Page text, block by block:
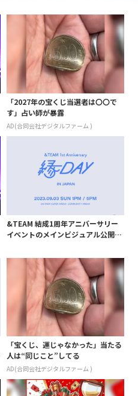
「2027年の宝くじ当選者は〇〇で
す」占い師が暴露
AD(合同会社デジタルファーム )
&TEAM 結成1周年アニバーサリー
イベントのメインビジュアル公開
「宝くじ、運じゃなかった」当たる
人は“同じこと”してる
AD(合同会社デジタルファーム )